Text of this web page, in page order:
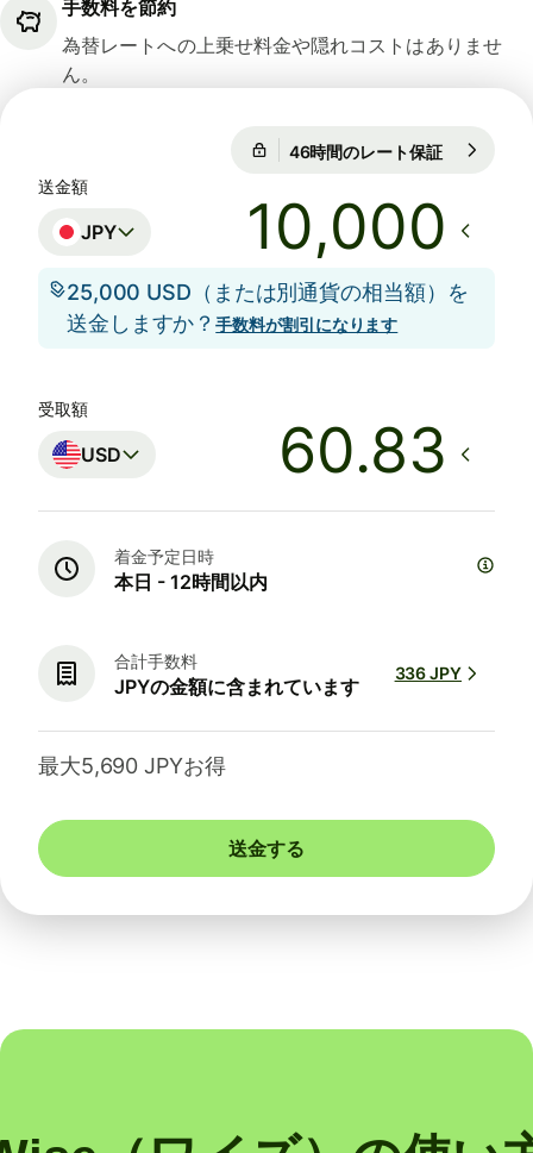
手数料を節約
為替レートへの上乗せ料金や隠れコストはありませ
ん。
46時間のレート保証
送金額
JPY
25,000 USD（または別通貨の相当額）を
送金しますか？手数料が割引になります
受取額
USD
着金予定日時
本日 - 12時間以内
合計手数料
JPYの金額に含まれています
336 JPY
最大5,690 JPYお得
送金する